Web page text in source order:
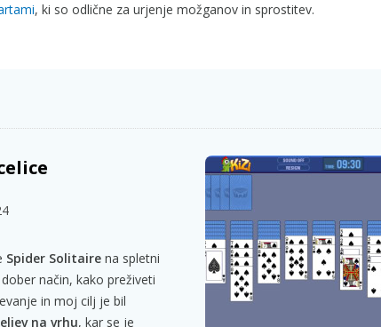
, ki so odlične za urjenje možganov in sprostitev.
Spider Solitaire na spletni
način, kako preživeti
in moj cilj je bil
na vrhu, kar se je